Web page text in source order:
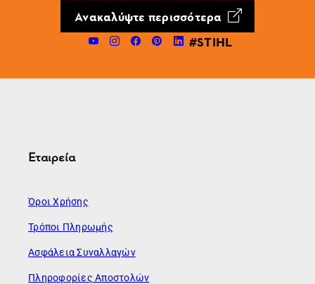
Ανακαλύψτε περισσότερα
#STIHL
Εταιρεία
Όροι Χρήσης
Τρόποι Πληρωμής
Ασφάλεια Συναλλαγών
Πληροφορίες Αποστολών